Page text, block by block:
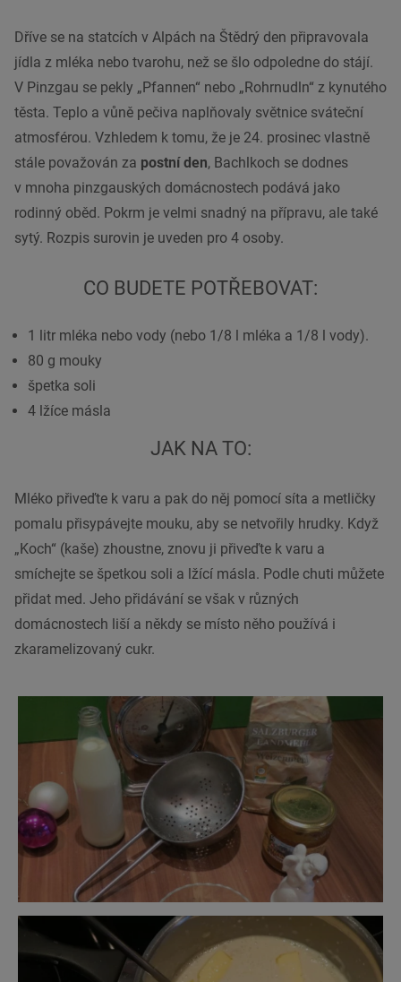
Dříve se na statcích v Alpách na Štědrý den připravovala
jídla z mléka nebo tvarohu, než se šlo odpoledne do stájí.
V Pinzgau se pekly „Pfannen“ nebo „Rohrnudln“ z kynutého
těsta. Teplo a vůně pečiva naplňovaly světnice sváteční
atmosférou. Vzhledem k tomu, že je 24. prosinec vlastně
stále považován za postní den, Bachlkoch se dodnes
v mnoha pinzgauských domácnostech podává jako
rodinný oběd. Pokrm je velmi snadný na přípravu, ale také
sytý. Rozpis surovin je uveden pro 4 osoby.
CO BUDETE POTŘEBOVAT:
1 litr mléka nebo vody (nebo 1/8 l mléka a 1/8 l vody).
80 g mouky
špetka soli
4 lžíce másla
JAK NA TO:
Mléko přiveďte k varu a pak do něj pomocí síta a metličky
pomalu přisypávejte mouku, aby se netvořily hrudky. Když
„Koch“ (kaše) zhoustne, znovu ji přiveďte k varu a
smíchejte se špetkou soli a lžící másla. Podle chuti můžete
přidat med. Jeho přidávání se však v různých
domácnostech liší a někdy se místo něho používá i
zkaramelizovaný cukr.